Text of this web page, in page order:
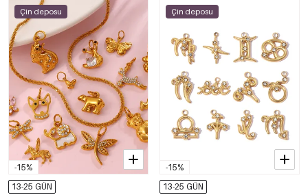
-15%
Çin deposu
13-25 GÜN
-15%
Çin deposu
13-25 GÜN